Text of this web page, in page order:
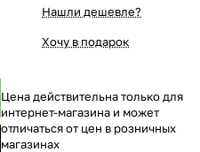
Нашли дешевле?
Хочу в подарок
Цена действительна только для
интернет-магазина и может
отличаться от цен в розничных
магазинах